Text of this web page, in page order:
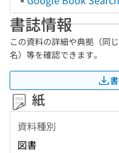
書誌情報
この資料の詳細や典拠（同
名）等を確認できます。
紙
資料種別
図書